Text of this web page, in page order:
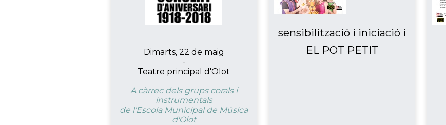
Dimarts, 22 de maig
-
Teatre principal d'Olot
A càrrec dels grups corals i
instrumentals
de l'Escola Municipal de Música
d'Olot
sensibilització i iniciació i
EL POT PETIT